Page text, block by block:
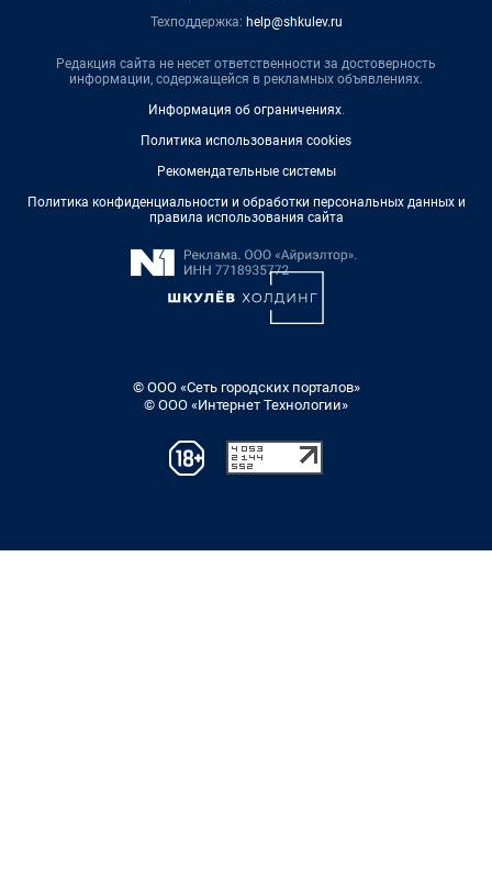
Техподдержка: help@shkulev.ru
Редакция сайта не несет ответственности за достоверность
информации, содержащейся в рекламных объявлениях.
Информация об ограничениях.
Политика использования cookies
Рекомендательные системы
Политика конфиденциальности и обработки персональных данных и
правила использования сайта
© ООО «Сеть городских порталов»
© ООО «Интернет Технологии»